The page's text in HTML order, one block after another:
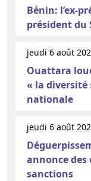
Bénin: l’ex-
président du
jeudi 6 août
Ouattara
« la diversité
nationale
jeudi 6 août
annonce des
sanctions